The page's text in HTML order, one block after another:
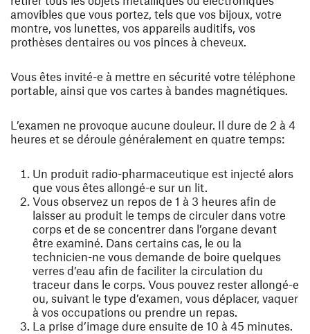
amovibles que vous portez, tels que vos bijoux, votre
montre, vos lunettes, vos appareils auditifs, vos
prothèses dentaires ou vos pinces à cheveux.
Vous êtes invité-e à mettre en sécurité votre téléphone
portable, ainsi que vos cartes à bandes magnétiques.
L’examen ne provoque aucune douleur. Il dure de 2 à 4
heures et se déroule généralement en quatre temps:
Un produit radio-pharmaceutique est injecté alors
que vous êtes allongé-e sur un lit.
Vous observez un repos de 1 à 3 heures afin de
laisser au produit le temps de circuler dans votre
corps et de se concentrer dans l’organe devant
être examiné. Dans certains cas, le ou la
technicien-ne vous demande de boire quelques
verres d’eau afin de faciliter la circulation du
traceur dans le corps. Vous pouvez rester allongé-e
ou, suivant le type d’examen, vous déplacer, vaquer
à vos occupations ou prendre un repas.
La prise d’image dure ensuite de 10 à 45 minutes.